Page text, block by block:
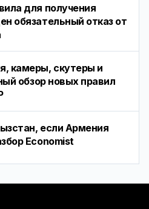
для получения
обязательный отказ от
камеры, скутеры и
обзор новых правил
если Армения
Economist